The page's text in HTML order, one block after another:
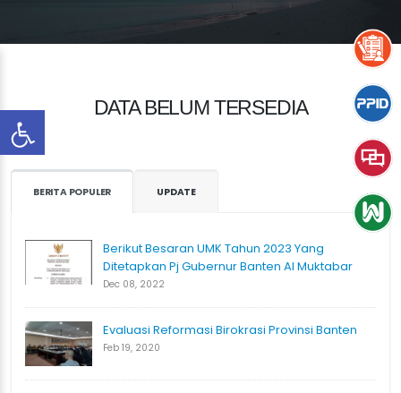
DATA BELUM TERSEDIA
BERITA POPULER UPDATE
Berikut Besaran UMK Tahun 2023 Yang
Ditetapkan Pj Gubernur Banten Al Muktabar
Dec 08, 2022
Evaluasi Reformasi Birokrasi Provinsi Banten
Feb 19, 2020